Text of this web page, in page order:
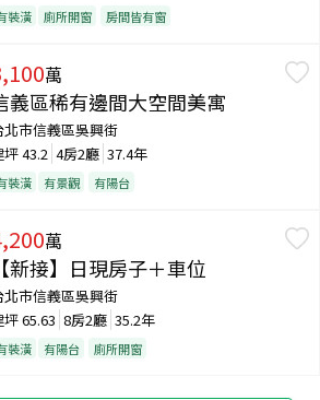
裝潢 廁所開窗 房間皆有窗
萬
義區稀有邊間大空間美寓
北市信義區吳興街
坪43.2 4房2廳 37.4年
裝潢 有景觀 有陽台
萬
【新接】日現房子＋車位
北市信義區吳興街
坪65.63 8房2廳 35.2年
裝潢 有陽台 廁所開窗